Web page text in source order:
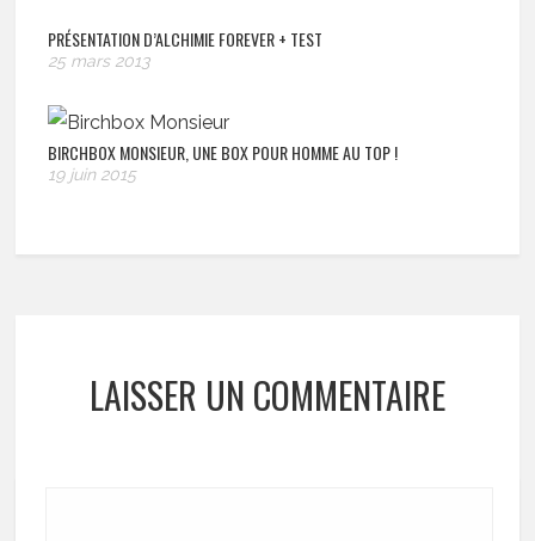
PRÉSENTATION D’ALCHIMIE FOREVER + TEST
25 mars 2013
BIRCHBOX MONSIEUR, UNE BOX POUR HOMME AU TOP !
19 juin 2015
LAISSER UN COMMENTAIRE